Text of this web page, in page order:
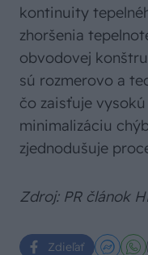
kontinuity
zhoršenia
obvodovej
sú rozmerovo a
čo zaisťuje
minimalizáciu
zjednodušuje
Zdroj: PR článok
Zdieľať